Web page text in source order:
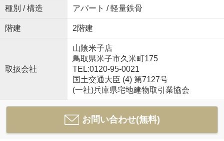
種別 / 構造 アパート / 軽量鉄骨
階建 2階建
取扱会社
山陰米子店
鳥取県米子市久米町175
TEL:0120-95-0021
国土交通大臣 (4) 第7127号
(一社)兵庫県宅地建物取引業協会
お問い合わせ(無料)